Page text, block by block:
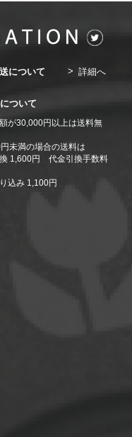
（月）・７日
・17日（月）・21
（金）・6日
・17日（金）・20
）・31日（金）
（月）・4日
15日（月）・19
）・29日（月）
について 詳細へ
ついて
が30,000円以上は送料無
未満の場合の送料は
1,600円 代金引換手数料
込み 1,100円